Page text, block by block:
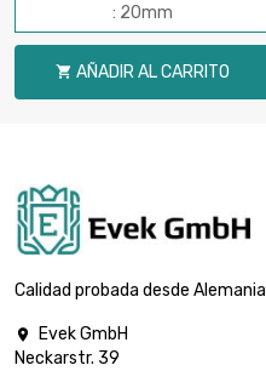
: 20mm
 AÑADIR AL CARRITO
Calidad probada desde Alemania

Evek GmbH
Neckarstr. 39